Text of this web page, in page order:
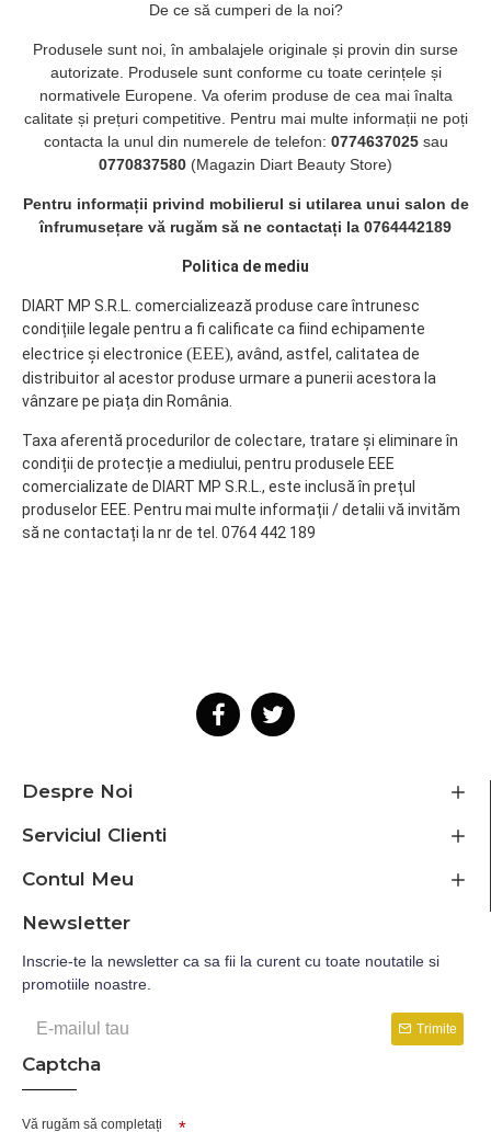
De ce să cumperi de la noi?
Produsele sunt noi, în ambalajele originale și provin din surse
autorizate. Produsele sunt conforme cu toate cerințele și
normativele Europene. Va oferim produse de cea mai înalta
calitate și prețuri competitive. Pentru mai multe informații ne poți
contacta la unul din numerele de telefon: 0774637025 sau
0770837580 (Magazin Diart Beauty Store)
Pentru informații privind mobilierul si utilarea unui salon de
înfrumusețare vă rugăm să ne contactați la 0764442189
Politica de mediu
DIART MP S.R.L. comercializează produse care întrunesc
condițiile legale pentru a fi calificate ca fiind echipamente
electrice și electronice (EEE), având, astfel, calitatea de
distribuitor al acestor produse urmare a punerii acestora la
vânzare pe piața din România.
Taxa aferentă procedurilor de colectare, tratare și eliminare în
condiții de protecție a mediului, pentru produsele EEE
comercializate de DIART MP S.R.L., este inclusă în prețul
produselor EEE. Pentru mai multe informații / detalii vă invităm
să ne contactați la nr de tel. 0764 442 189
Despre Noi
Serviciul Clienti
Contul Meu
Newsletter
Inscrie-te la newsletter ca sa fii la curent cu toate noutatile si
promotiile noastre.
Trimite
Captcha
Vă rugăm să completați